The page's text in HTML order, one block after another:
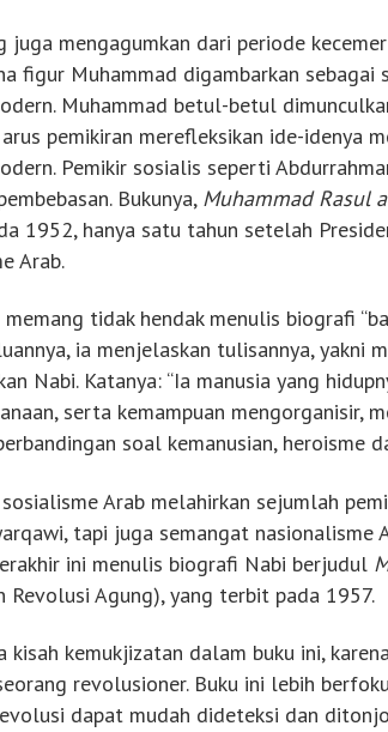
juga mengagumkan dari periode
figur Muhammad digambarkan
Muhammad betul-betul
pemikiran merefleksikan ide-idenya
Pemikir sosialis seperti
Bukunya, Muhammad Rasul
1952, hanya satu tahun setelah
Arab.
memang tidak hendak menulis biografi
ia menjelaskan tulisannya, yakni
Nabi. Katanya: “Ia manusia yang
serta kemampuan mengorganisir,
soal kemanusian, heroisme
Arab melahirkan sejumlah
tapi juga semangat nasionalisme
ini menulis biografi Nabi berjudul
Revolusi Agung), yang terbit pada 1957.
kisah kemukjizatan dalam buku ini,
revolusioner. Buku ini lebih
dapat mudah dideteksi dan